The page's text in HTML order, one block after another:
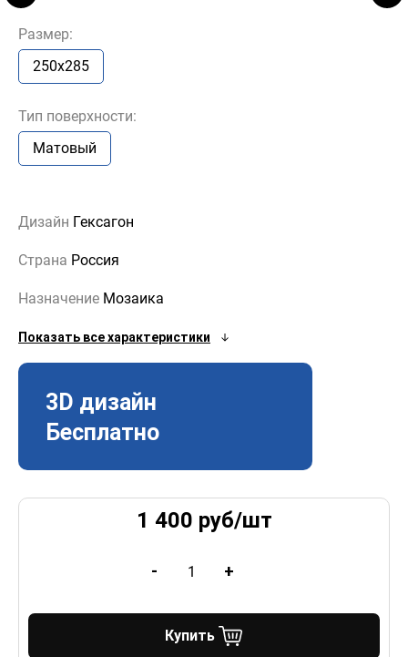
Размер:
250x285
Тип поверхности:
Матовый
Дизайн Гексагон
Страна Россия
Назначение Мозаика
Показать все характеристики
3D дизайн
Бесплатно
1 400 руб/шт
- +
Купить